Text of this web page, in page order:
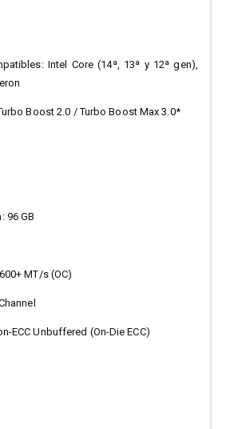
Intel Core (14ª, 13ª y 12ª gen),
Boost 2.0 / Turbo Boost Max 3.0*
96 GB
MT/s (OC)
ECC Unbuffered (On-Die ECC)